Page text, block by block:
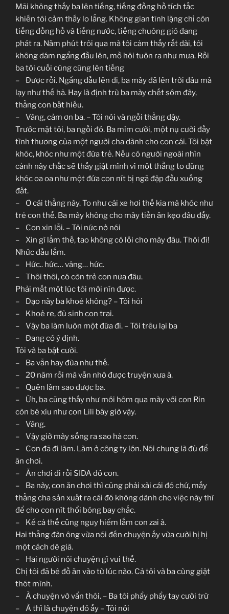
Mãi không thấy ba lên tiếng, tiếng đồng hồ tích tắc
khiến tôi cảm thấy lo lắng. Không gian tĩnh lặng chỉ còn
tiếng đồng hồ và tiếng nước, tiếng chuông gió đang
phát ra. Năm phút trôi qua mà tôi cảm thấy rất dài, tôi
không dám ngẩng đầu lên, mồ hôi tuôn ra như mưa. Rồi
ba tôi cuối cùng cũng lên tiếng
– Được rồi. Ngẩng đầu lên đi, ba mày đã lên trời đâu mà
lạy như thế hả. Hay là định trù ba mày chết sớm đây,
thằng con bất hiếu.
– Vâng, cảm ơn ba. – Tôi nói và ngồi thẳng dậy.
Trước mặt tôi, ba ngồi đó. Ba mỉm cười, một nụ cười đầy
tình thương của một người cha dành cho con cái. Tôi bật
khóc, khóc như một đứa trẻ. Nếu có người ngoài nhìn
cảnh này chắc sẽ thấy giật mình vì một thằng to đùng
khóc oa oa như một đứa con nít bị ngã đập đầu xuống
đất.
– Ơ cái thằng này. To như cái xe hơi thế kia mà khóc như
trẻ con thế. Ba mày không cho mày tiền ăn kẹo đâu đấy.
– Con xin lỗi. – Tôi nức nở nói
– Xin gì lắm thế, tao không có lỗi cho mày đâu. Thôi đi!
Nhức đầu lắm.
– Hức.. hức… vâng… hức.
– Thôi thôi, có còn trẻ con nữa đâu.
Phải mất một lúc tôi mới nín được.
– Dạo này ba khoẻ không? – Tôi hỏi
– Khoẻ re, đủ sinh con trai.
– Vậy ba làm luôn một đứa đi. – Tôi trêu lại ba
– Đang có ý định.
Tôi và ba bật cười.
– Ba vẫn hay đùa như thế.
– 20 năm rồi mà vẫn nhớ được truyện xưa à.
– Quên làm sao được ba.
– Ừh, ba cũng thấy như mới hôm qua mày với con Rin
còn bé xíu như con Lili bây giờ vậy.
– Vâng.
– Vậy giờ mày sống ra sao hả con.
– Con đã đi làm. Làm ở công ty lớn. Nói chung là đủ để
ăn chơi.
– Ăn chơi đi rồi SIDA đó con.
– Ba này, con ăn chơi thì cũng phải xài cái đó chứ, mấy
thằng cha sản xuất ra cái đó không dành cho việc này thì
để cho con nít thổi bóng bay chắc.
– Kể cả thế cũng nguy hiểm lắm con zai à.
Hai thằng đàn ông vừa nói đến chuyện ấy vừa cười hị hị
một cách dê già.
– Hai người nói chuyện gì vui thế.
Chị tôi đã bê đồ ăn vào từ lúc nào. Cả tôi và ba cùng giật
thót mình.
– À chuyện vớ vẩn thôi. – Ba tôi phẩy phẩy tay cười trừ
– À thì là chuyện đó ấy – Tôi nói